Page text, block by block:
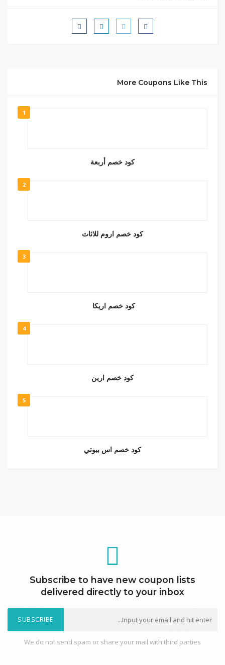
More Coupons Like This
1
كود خصم أربعة
2
كود خصم اروم للاثاث
3
كود خصم اريكا
4
كود خصم ارين
5
كود خصم اس بيوتي
Subscribe to have new coupon lists
delivered directly to your inbox
SUBSCRIBE
We do not send spam or share your mail with third parties